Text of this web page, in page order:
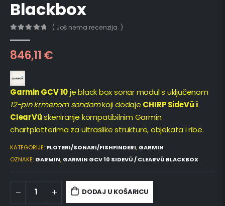
Blackbox
( Još nema recenzija. )
846,11€
Garmin GCV 10je black box sonar modul s uključenom
12-pin krmenom sondomkoji dodaje CHIRP SideVü i
ClearVüskeniranje kompatibilnim Garmin
chartplotterima za ultraslike strukture, objekata i ribe.
KATEGORIJE: PLOTERI/SONARI/FISHFINDERI, GARMIN
OZNAKE: GARMIN, GARMIN GCV 10 SIDEVÜ / CLEARVÜ BLACKBOX
DODAJ U KOŠARICU